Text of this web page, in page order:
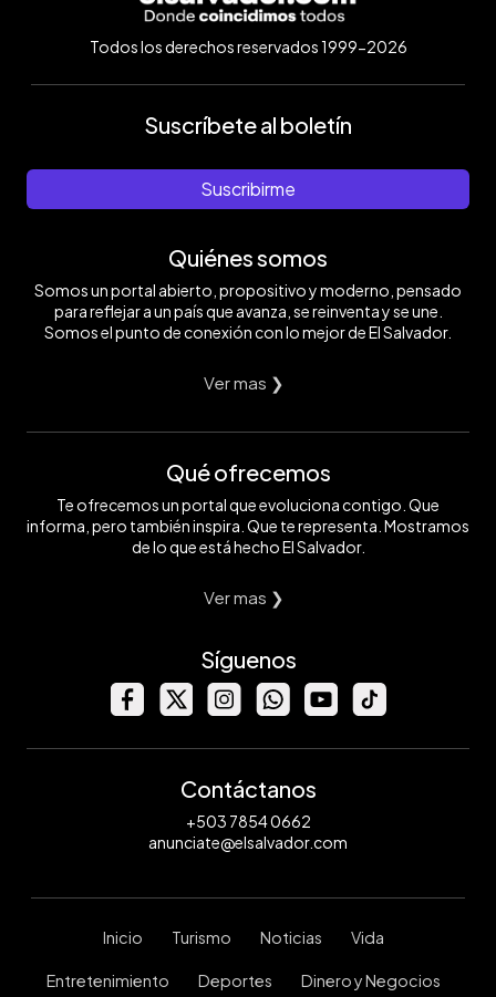
Todos los derechos reservados 1999-2026
Suscríbete al boletín
Suscribirme
Quiénes somos
Somos un portal abierto, propositivo y moderno, pensado
para reflejar a un país que avanza, se reinventa y se une.
Somos el punto de conexión con lo mejor de El Salvador.
Ver mas ❯
Qué ofrecemos
Te ofrecemos un portal que evoluciona contigo. Que
informa, pero también inspira. Que te representa. Mostramos
de lo que está hecho El Salvador.
Ver mas ❯
Síguenos
Contáctanos
+503 7854 0662
anunciate@elsalvador.com
Inicio Turismo Noticias Vida
Entretenimiento Deportes Dinero y Negocios